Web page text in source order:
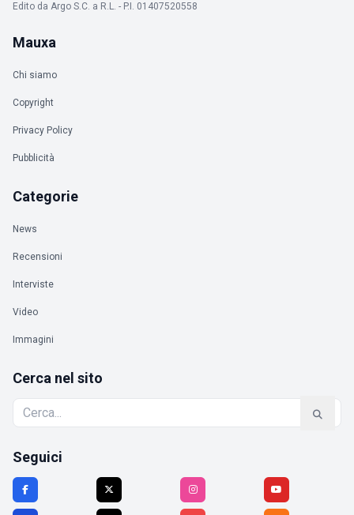
Edito da Argo S.C. a R.L. - P.I. 01407520558
Mauxa
Chi siamo
Copyright
Privacy Policy
Pubblicità
Categorie
News
Recensioni
Interviste
Video
Immagini
Cerca nel sito
Seguici